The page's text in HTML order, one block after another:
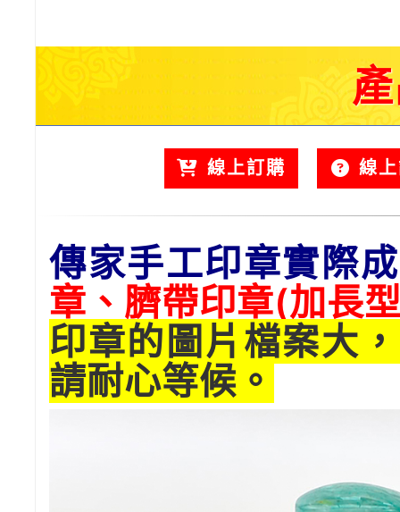
線上訂購 線
傳家手工印章實際
章、臍帶印章(加長
印章的圖片檔案大
請耐心等候。